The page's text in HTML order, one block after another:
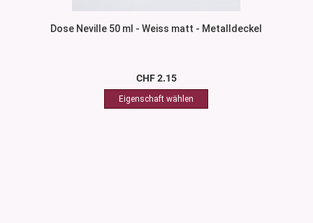
Dose Neville 50 ml - Weiss matt - Metalldeckel
CHF 2.15